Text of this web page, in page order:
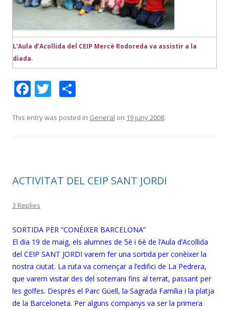
L’Aula d’Acollida del CEIP Mercè Rodoreda va assistir a la
diada.
F
e
k
T
itt m
ix
This entry was posted in General on 19 juny 2008.
ACTIVITAT DEL CEIP SANT JORDI
3 Replies
SORTIDA PER “CONÈIXER BARCELONA”
El dia 19 de maig, els alumnes de 5è i 6è de l’Aula d’Acollida
del CEIP SANT JORDI varem fer una sortida per conèixer la
nostra ciutat. La ruta va començar a l’edifici de La Pedrera,
que varem visitar des del soterrani fins al terrat, passant per
les golfes. Després el Parc Güell, la Sagrada Família i la platja
de la Barceloneta. Per alguns companys va ser la primera